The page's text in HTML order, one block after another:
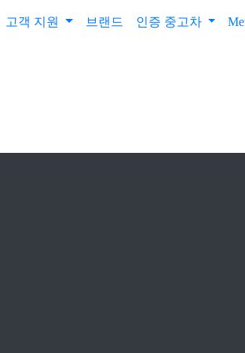
고객 지원 브랜드 인증 중고차